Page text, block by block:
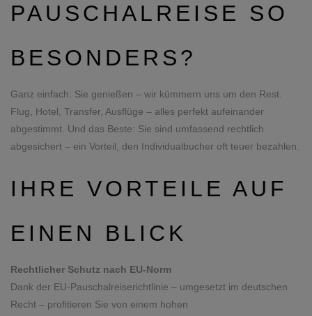
PAUSCHALREISE SO
BESONDERS?
Ganz einfach: Sie genießen – wir kümmern uns um den Rest.
Flug, Hotel, Transfer, Ausflüge – alles perfekt aufeinander
abgestimmt. Und das Beste: Sie sind umfassend rechtlich
abgesichert – ein Vorteil, den Individualbucher oft teuer bezahlen.
IHRE VORTEILE AUF
EINEN BLICK
Rechtlicher Schutz nach EU-Norm
Dank der EU-Pauschalreiserichtlinie – umgesetzt im deutschen
Recht – profitieren Sie von einem hohen